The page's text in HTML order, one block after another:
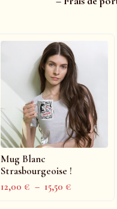
Mug Blanc
Strasbourgeoise !
12,00€ – 15,50€